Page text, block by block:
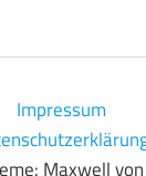
Impressum
Maxwell